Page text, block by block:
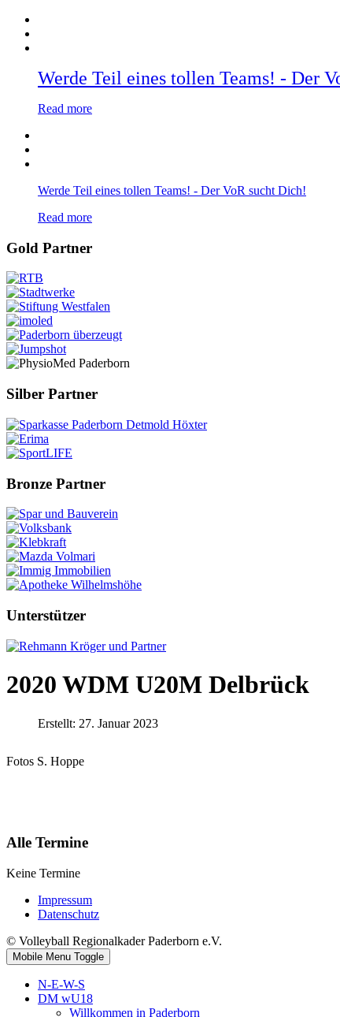
Werde Teil eines tollen Teams! - Der
Read more
Werde Teil eines tollen Teams! - Der VoR sucht Dich!
Read more
Gold Partner
Silber Partner
Bronze Partner
Unterstützer
2020 WDM U20M Delbrück
Erstellt: 27. Januar 2023
Fotos S. Hoppe
Alle Termine
Keine Termine
Impressum
Datenschutz
© Volleyball Regionalkader Paderborn e.V.
Mobile Menu Toggle
N-E-W-S
DM wU18
Willkommen in Paderborn